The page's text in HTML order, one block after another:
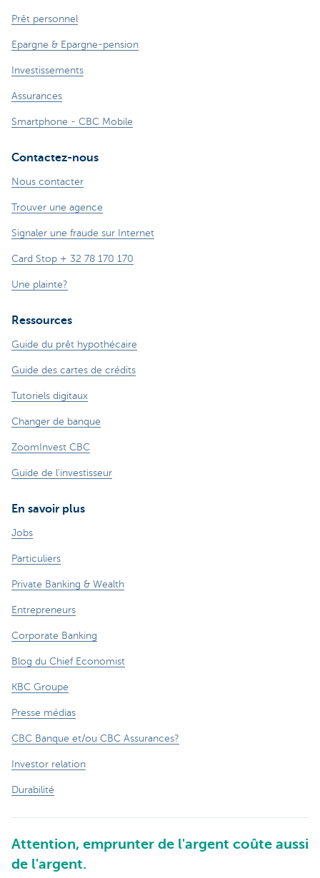
Prêt personnel
Epargne & Epargne-pension
Investissements
Assurances
Smartphone - CBC Mobile
Contactez-nous
Nous contacter
Trouver une agence
Signaler une fraude sur Internet
Card Stop + 32 78 170 170
Une plainte?
Ressources
Guide du prêt hypothécaire
Guide des cartes de crédits
Tutoriels digitaux
Changer de banque
ZoomInvest CBC
Guide de l'investisseur
En savoir plus
Jobs
Particuliers
Private Banking & Wealth
Entrepreneurs
Corporate Banking
Blog du Chief Economist
KBC Groupe
Presse médias
CBC Banque et/ou CBC Assurances?
Investor relation
Durabilité
Attention, emprunter de l'argent coûte aussi
de l'argent.